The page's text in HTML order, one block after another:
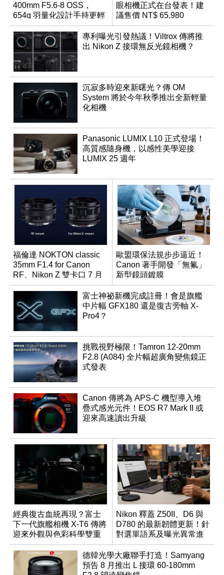
400mm F5.6-8 OSS，
654g 羽量化設計手持更輕
鬆
眼相機正式在台發表！建
議售價 NT$ 65,980
專利曝光引發熱議！Viltrox 傳將推
出 Nikon Z 接環無反光鏡相機？
沉寂多時迎來新曙光？傳 OM
System 將於今年秋季推出全新輕量
化相機
Panasonic LUMIX L10 正式登場！
高質感隨身機，以感性美學迎接
LUMIX 25 週年
福倫達 NOKTON classic
35mm F1.4 for Canon
RF、Nikon Z 雙卡口 7 月
同步登台
歐盟環保法規步步逼近！
Canon 著手開發「無氟」
新型鏡頭鍍膜
富士神祕新機完成註冊！會是旗艦
中片幅 GFX180 還是復古旁軸 X-
Pro4？
挑戰視野極限！Tamron 12-20mm
F2.8 (A084) 全片幅超廣角變焦鏡正
式發表
Canon 傳將為 APS-C 機型導入堆
疊式感光元件！EOS R7 Mark II 或
迎來高速讀出升級
經典復古血統再現？富士
下一代旗艦相機 X-T6 傳將
迎來外觀與色彩科學雙重
優化
Nikon 釋蓋 Z50II、D6 與
D780 的最新韌體更新！針
對選單語系及曝光異常進
行修復
德韓光學大廠聯手打造！Samyang
預告 8 月推出 L 接環 60-180mm